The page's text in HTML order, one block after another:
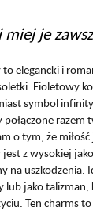
je
elegancki i
Fioletowy
symbol
razem
o tym, że miłość
z wysokiej
na uszkodzenia.
lub jako
Ten charms